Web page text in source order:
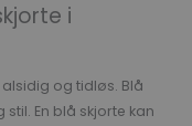
i
og tidløs. Blå
En blå skjorte kan